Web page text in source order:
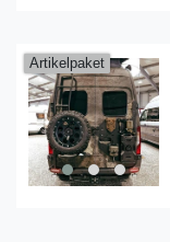
Artikelpaket